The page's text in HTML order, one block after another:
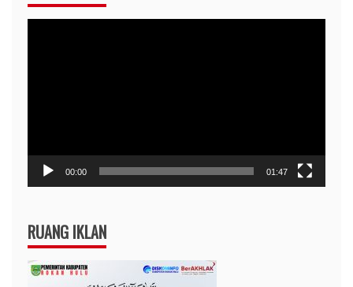
00:00 01:47
RUANG IKLAN